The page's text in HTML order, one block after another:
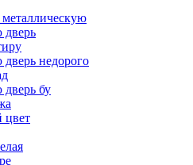
дверь
недорого
бу
цвет